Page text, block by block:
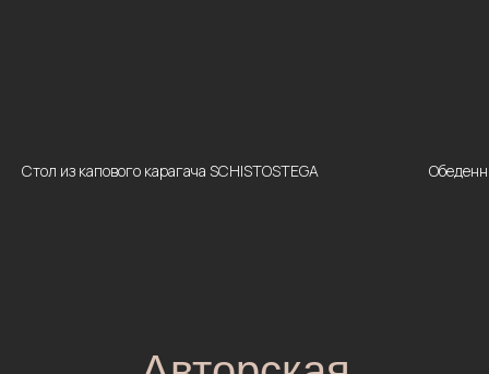
Стол из капового карагача SCHISTOSTEGA